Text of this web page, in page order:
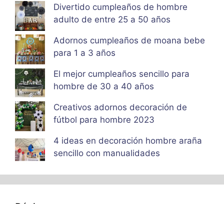
Divertido cumpleaños de hombre
adulto de entre 25 a 50 años
Adornos cumpleaños de moana bebe
para 1 a 3 años
El mejor cumpleaños sencillo para
hombre de 30 a 40 años
Creativos adornos decoración de
fútbol para hombre 2023
4 ideas en decoración hombre araña
sencillo con manualidades